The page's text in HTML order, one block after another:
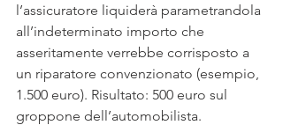
l’assicuratore liquiderà parametrandola
all’indeterminato importo che
asseritamente verrebbe corrisposto a
un riparatore convenzionato (esempio,
1.500 euro). Risultato: 500 euro sul
groppone dell’automobilista.